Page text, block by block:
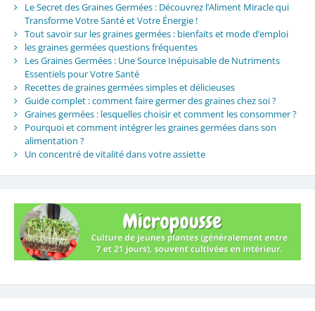
Le Secret des Graines Germées : Découvrez l’Aliment Miracle qui
Transforme Votre Santé et Votre Énergie !
Tout savoir sur les graines germées : bienfaits et mode d’emploi
les graines germées questions fréquentes
Les Graines Germées : Une Source Inépuisable de Nutriments
Essentiels pour Votre Santé
Recettes de graines germées simples et délicieuses
Guide complet : comment faire germer des graines chez soi ?
Graines germées : lesquelles choisir et comment les consommer ?
Pourquoi et comment intégrer les graines germées dans son
alimentation ?
Un concentré de vitalité dans votre assiette